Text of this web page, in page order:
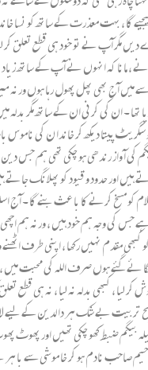
گا ، بہت معذرت کے ساتھ کو نسا
مگر آپ نے تو خود ہی قطع تعلق کر
مانا کہ انہوں نے آپ کے ساتھ
سے میں آج بھی پھل پھول رہا ہوں
تھا ۔ ان کی کرنی ان کے ساتھ مگر
پیتا دیکھ کر خاندا ن کی
کی آ واز رندھی ہو چکی تھی ہم جس
اور حدود و قیود کو پھلا نگ جاتے
کو مسخ کرنے کا با عث بنے گا ۔
ہے جس کی وجہ ہم خود ہیں ، ورنہ ہم
مقدم نہیں رکھا ، اپنی طرف
لگا ئے گئے ہوں صرف اللہ کی محبت
لیا ، کبھی بدلہ نہ لیا ، نہ ہی قطع
تربیت بے شک ہر دا لدین کے لیے لا
بیگم ضبط کھو چکی تھیں اور پھوٹ
صاحب نادم ہو کر خا موشی سے با